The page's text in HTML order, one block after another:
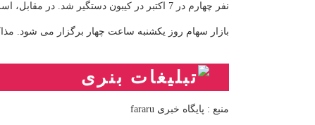
نفر چهارم در 7 اکتبر در کیبون دستگیر شد. در مقابل، اسرائیل یکصد و هشتاد اسیر فلسطینی را آزاد می کند.
بازار سهام روز یکشنبه ساعت چهار برگزار می شود.
منبع : پایگاه خبری fararu